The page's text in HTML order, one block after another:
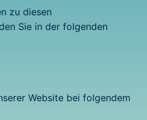
zu diesen
Sie in der folgenden
Website bei folgendem